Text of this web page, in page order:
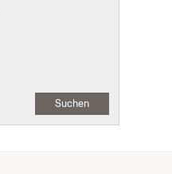
Suchen